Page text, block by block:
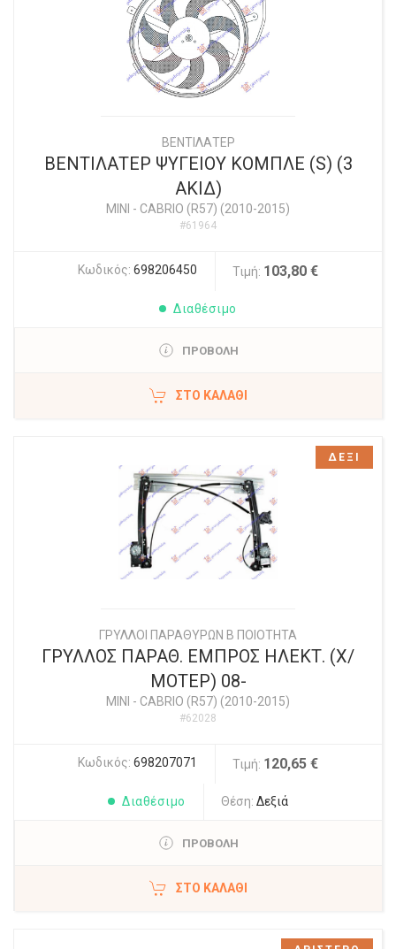
ΒΕΝΤΙΛΑΤΕΡ
ΒΕΝΤΙΛΑΤΕΡ ΨΥΓΕΙΟΥ ΚΟΜΠΛΕ (S) (3
ΑΚΙΔ)
MINI - CABRIO (R57) (2010-2015)
#61964
Κωδικός: 698206450 Τιμή: 103,80 €
Διαθέσιμο
ΠΡΟΒΟΛΗ
ΣΤΟ ΚΑΛΆΘΙ
ΓΡΥΛΛΟΙ ΠΑΡΑΘΥΡΩΝ Β ΠΟΙΟΤΗΤΑ
ΓΡΥΛΛΟΣ ΠΑΡΑΘ. ΕΜΠΡΟΣ ΗΛΕΚΤ. (Χ/
ΜΟΤΕΡ) 08-
MINI - CABRIO (R57) (2010-2015)
#62028
Κωδικός: 698207071 Τιμή: 120,65 €
Διαθέσιμο Θέση: Δεξιά
ΠΡΟΒΟΛΗ
ΣΤΟ ΚΑΛΆΘΙ
ΔΕΞΙ